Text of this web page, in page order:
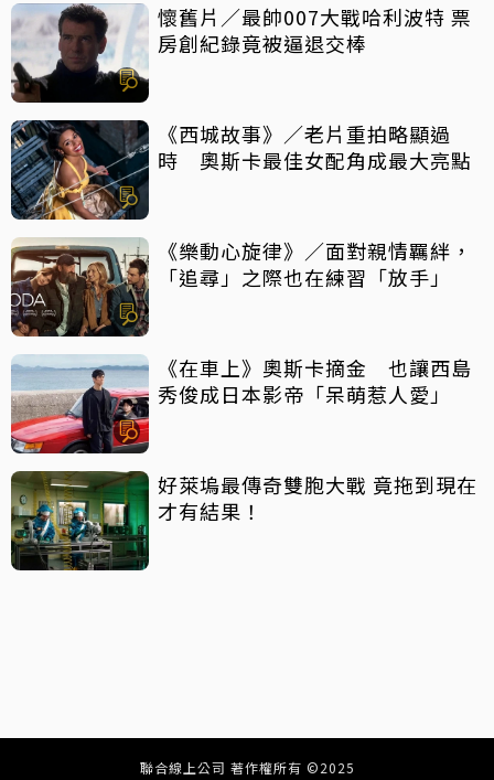
懷舊片／最帥007大戰哈利波特 票
房創紀錄竟被逼退交棒
《西城故事》／老片重拍略顯過
時 奧斯卡最佳女配角成最大亮點
《樂動心旋律》／面對親情羈絆，
「追尋」之際也在練習「放手」
《在車上》奧斯卡摘金 也讓西島
秀俊成日本影帝「呆萌惹人愛」
好萊塢最傳奇雙胞大戰 竟拖到現在
才有結果！
聯合線上公司 著作權所有 ©2025